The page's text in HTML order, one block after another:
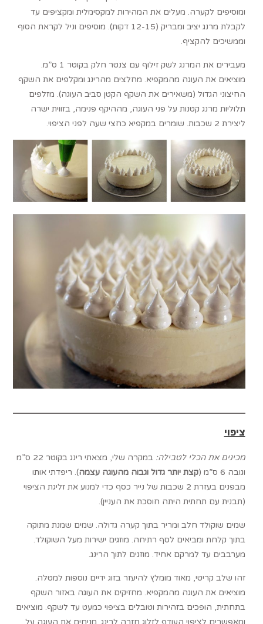
ומוסיפים לקערה. מעלים את המהירות למקסימלית ומקציפים עד
לקבלת מרנג יציב ומבריק (12-15 דקות). מוסיפים וניל לקראת הסוף
וממשיכים להקציף.
מעבירים את המרנג לשק זילוף עם צנטר חלק בקוטר 1 ס”מ.
מוציאים את העוגה מהמקפיא. מחלצים מהרינג ומקלפים את השקף
החיצוני הגדול (משאירים את השקף הקטן סביב העוגה). מזלפים
תלוליות מרנג קטנות על פני העוגה, מההיקף פנימה, בזווית ישרה
ליצירת 2 שכבות. שומרים במקפיא כחצי שעה לפני הציפוי.
ציפוי
מכינים את הכלי לטבילה:
במקרה שלי, מצאתי רינג בקוטר 22 ס”מ
וגובה 6 ס”מ (
קצת יותר גדול וגבוה מהעוגה עצמה). ריפדתי אותו
מבפנים בעזרת 2 שכבות של נייר כסף כדי למנוע את זליגת הציפוי
(תבנית עם תחתית היתה חוסכת את העניין).
שמים שוקולד חלב ומריר בתוך קערה גדולה. שמים שמנת מתוקה
בתוך קלחת ומביאים לסף רתיחה. מוזגים ישירות מעל השוקולד.
מערבבים עד למרקם אחיד. מוזגים לתוך הרינג.
זהו שלב קריטי, מאוד מומלץ להיעזר בזוג ידיים נוספות למטלה.
מוציאים את העוגה מהמקפיא. מחזיקים את העוגה באזור השקף
בתחתית, הופכים בזהירות וטובלים בציפוי כמעט עד לשקף. מוציאים
ומאפשרים לציפוי העודף לזלוג חזרה לרינג. מניחים את העוגה על